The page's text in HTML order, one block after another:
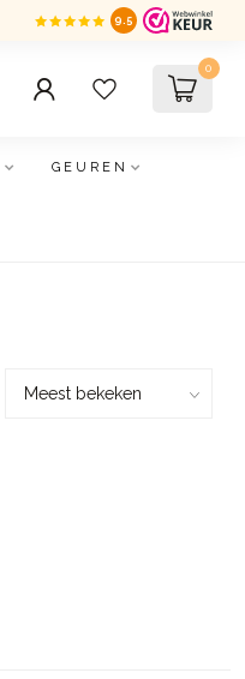
9.5
0
GEUREN